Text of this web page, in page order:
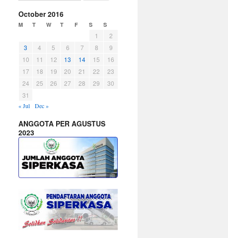
October 2016
M T W T F S S
1
2
3
4 5 6 7 8
9
10
11 12 13 14 15
16
17
18 19 20 21 22
23
24
25 26 27 28 29
30
31
« Jul Dec »
ANGGOTA PER AGUSTUS
2023